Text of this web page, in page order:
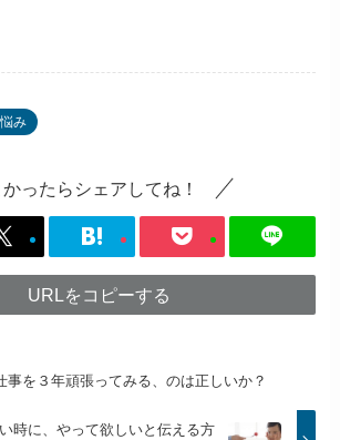
み
かったらシェアしてね！
URLをコピーする
事を３年頑張ってみる、のは正しいか？
時に、やって欲しいと伝える方